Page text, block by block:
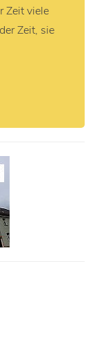
Zeit viele
Zeit, sie